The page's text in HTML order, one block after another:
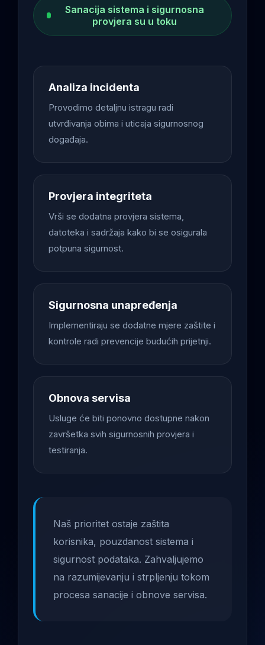
Sanacija sistema i sigurnosna
provjera su u toku
Analiza incidenta
Provodimo detaljnu istragu radi
utvrđivanja obima i uticaja sigurnosnog
događaja.
Provjera integriteta
Vrši se dodatna provjera sistema,
datoteka i sadržaja kako bi se osigurala
potpuna sigurnost.
Sigurnosna unapređenja
Implementiraju se dodatne mjere zaštite i
kontrole radi prevencije budućih prijetnji.
Obnova servisa
Usluge će biti ponovno dostupne nakon
završetka svih sigurnosnih provjera i
testiranja.
Naš prioritet ostaje zaštita
korisnika, pouzdanost sistema i
sigurnost podataka. Zahvaljujemo
na razumijevanju i strpljenju tokom
procesa sanacije i obnove servisa.